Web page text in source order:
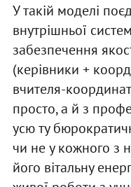
У такій моделі
внутрішньої
забезпечення
(керівники +
вчителя-
просто, а й з
усю ту
чи не у кожного з
його вітальну